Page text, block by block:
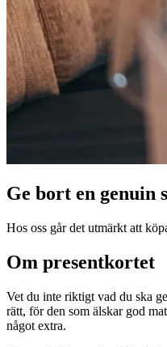
Ge bort en genuin
Hos oss går det utmärkt att
Om presentkortet
Vet du inte riktigt vad du ska
rätt, för den som älskar god
något extra.